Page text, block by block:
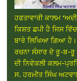
ਹਫਤਾਵਾਰੀ ਕਾਲਮ
ਕਿਸ਼ਤ ਛਪੀ ਹੈ ਜਿਸ
ਬਾਰੇ ਲਿਖਿਆ ਗਿਆ
ਰਚਨਾ ਸੰਸਾਰ ਦੇ ਰੂ-ਬ-
ਦੀ ਨਿਵੇਕਲੀ ਕਲਮ-
ਸ. ਹਰਮੀਤ ਸਿੰਘ